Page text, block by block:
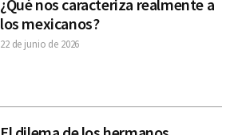
¿Qué nos caracteriza realmente a
los mexicanos?
22 de junio de 2026